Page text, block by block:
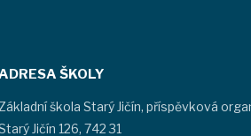
ŠKOLY
škola Starý Jičín, příspěvková
Jičín 126, 742 31